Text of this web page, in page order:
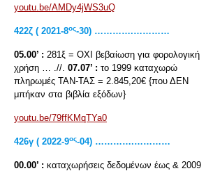
youtu.be/AMDy4jWS3uQ
422ζ ( 2021-8ος-30) ………….…………
05.00’ : 281ξ = ΟΧΙ βεβαίωση για φορολογική
χρήση … .//. 07.07’ : το 1999 καταχωρώ
πληρωμές ΤΑΝ-ΤΑΣ = 2.845,20€ {που ΔΕΝ
μπήκαν στα βιβλία εξόδων}
youtu.be/79ffKMqTYa0
426γ ( 2022-9ος-04) ………….…………
00.00’ : καταχωρήσεις δεδομένων έως & 2009